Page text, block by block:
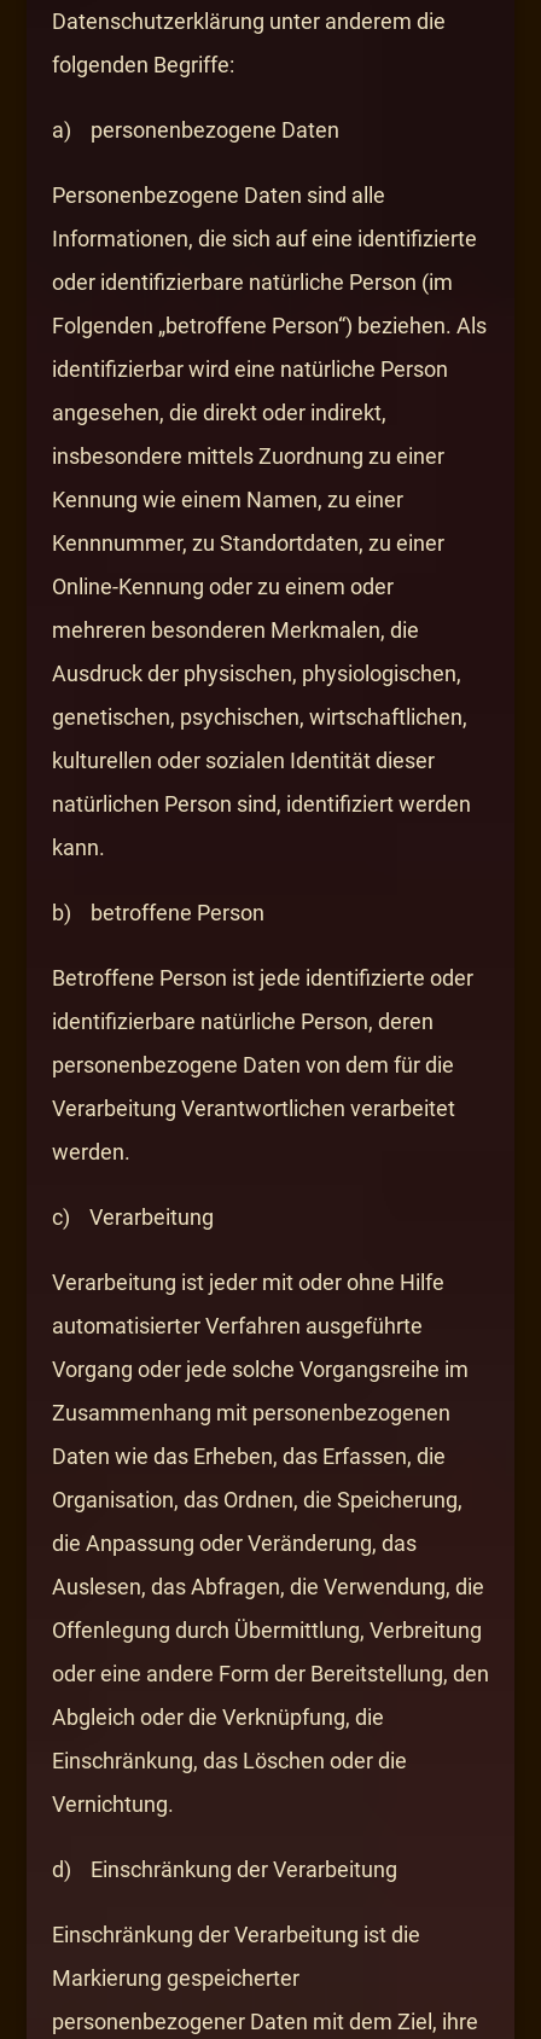
Datenschutzerklärung unter anderem die
folgenden Begriffe:
a) personenbezogene Daten
Personenbezogene Daten sind alle
Informationen, die sich auf eine identifizierte
oder identifizierbare natürliche Person (im
Folgenden „betroffene Person“) beziehen. Als
identifizierbar wird eine natürliche Person
angesehen, die direkt oder indirekt,
insbesondere mittels Zuordnung zu einer
Kennung wie einem Namen, zu einer
Kennnummer, zu Standortdaten, zu einer
Online-Kennung oder zu einem oder
mehreren besonderen Merkmalen, die
Ausdruck der physischen, physiologischen,
genetischen, psychischen, wirtschaftlichen,
kulturellen oder sozialen Identität dieser
natürlichen Person sind, identifiziert werden
kann.
b) betroffene Person
Betroffene Person ist jede identifizierte oder
identifizierbare natürliche Person, deren
personenbezogene Daten von dem für die
Verarbeitung Verantwortlichen verarbeitet
werden.
c) Verarbeitung
Verarbeitung ist jeder mit oder ohne Hilfe
automatisierter Verfahren ausgeführte
Vorgang oder jede solche Vorgangsreihe im
Zusammenhang mit personenbezogenen
Daten wie das Erheben, das Erfassen, die
Organisation, das Ordnen, die Speicherung,
die Anpassung oder Veränderung, das
Auslesen, das Abfragen, die Verwendung, die
Offenlegung durch Übermittlung, Verbreitung
oder eine andere Form der Bereitstellung, den
Abgleich oder die Verknüpfung, die
Einschränkung, das Löschen oder die
Vernichtung.
d) Einschränkung der Verarbeitung
Einschränkung der Verarbeitung ist die
Markierung gespeicherter
personenbezogener Daten mit dem Ziel, ihre